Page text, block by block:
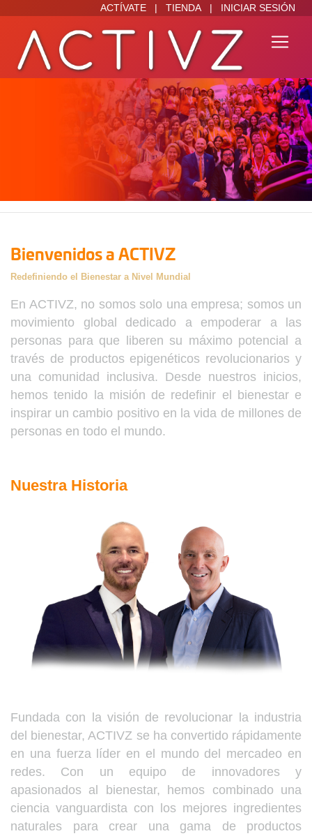
ACTÍVATE | TIENDA | INICIAR SESIÓN
Bienvenidos a ACTIVZ
Redefiniendo el Bienestar a Nivel Mundial
En ACTIVZ, no somos solo una empresa; somos un
movimiento global dedicado a empoderar a las
personas para que liberen su máximo potencial a
través de productos epigenéticos revolucionarios y
una comunidad inclusiva. Desde nuestros inicios,
hemos tenido la misión de redefinir el bienestar e
inspirar un cambio positivo en la vida de millones de
personas en todo el mundo.
Nuestra Historia
Fundada con la visión de revolucionar la industria
del bienestar, ACTIVZ se ha convertido rápidamente
en una fuerza líder en el mundo del mercadeo en
redes. Con un equipo de innovadores y
apasionados al bienestar, hemos combinado una
ciencia vanguardista con los mejores ingredientes
naturales para crear una gama de productos